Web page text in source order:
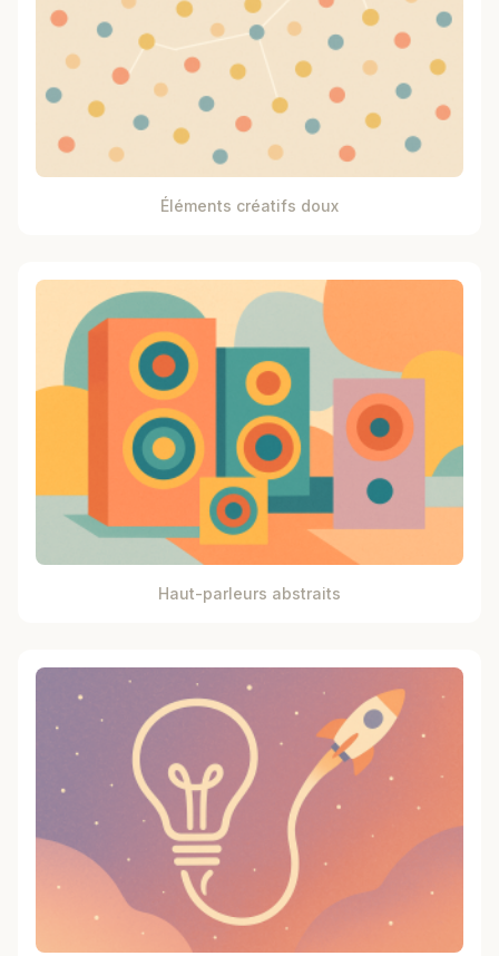
Éléments créatifs doux
Haut-parleurs abstraits